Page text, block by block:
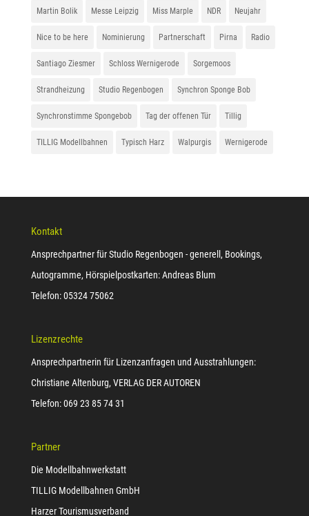
Martin Bolik Messe Leipzig Miss Marple NDR Neujahr
Nice to be here Nominierung Partnerschaft Pirna Radio
Santiago Ziesmer Schloss Wernigerode Sorgemoos
Strandheizung Studio Regenbogen Synchron Sponge Bob
Synchronstimme Spongebob Tag der offenen Tür Tillig
TILLIG Modellbahnen Typisch Harz Walpurgis Wernigerode
Kontakt
Ansprechpartner für Studio Regenbogen - generell, Bookings,
Autogramme, Hörspielpostkarten: Andreas Blum
Telefon: 05324 75062
Lizenzrechte
Ansprechpartnerin für Lizenzanfragen und Ausstrahlungen:
Christiane Altenburg, VERLAG DER AUTOREN
Telefon: 069 23 85 74 31
Partner
Die Modellbahnwerkstatt
TILLIG Modellbahnen GmbH
Harzer Tourismusverband